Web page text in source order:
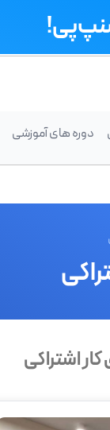
دوره های آموزشی
اشتراکی